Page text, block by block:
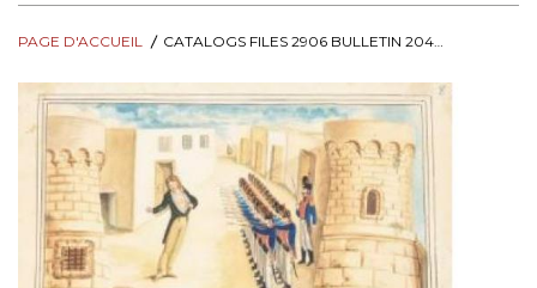
PAGE D'ACCUEIL CATALOGS FILES 2906 BULLETIN 204 COMPRESSED